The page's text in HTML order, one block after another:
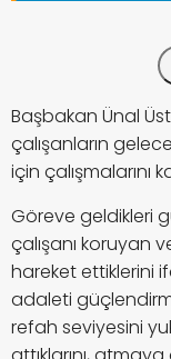
Başbakan Ünal
çalışanların
için çalışmalarını
Göreve geldikleri
çalışanı koruyan
hareket ettiklerini
adaleti
refah seviyesini